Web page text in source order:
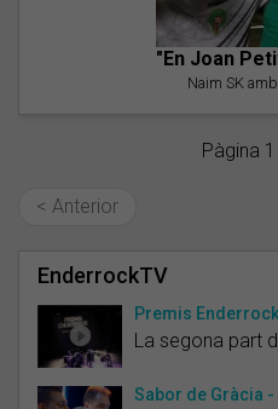
"En Joan
Naim SK
Pàgina
< Anterior
EnderrockTV
Premis
La segona part
Sabor de Gràcia -